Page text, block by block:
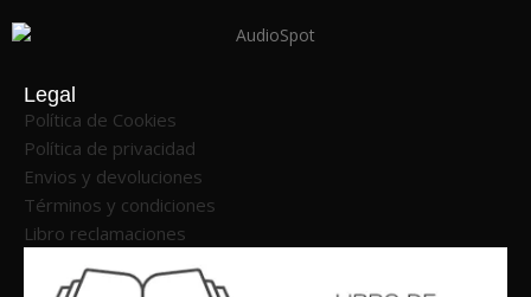
Legal
Política de Cookies
Política de privacidad
Envios y devoluciones
Términos y condiciones
Libro reclamaciones